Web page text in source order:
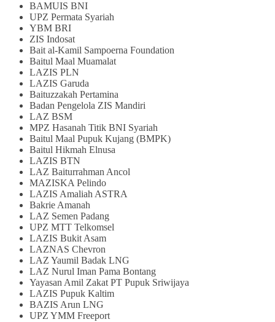
BAMUIS BNI
UPZ Permata Syariah
YBM BRI
ZIS Indosat
Bait al-Kamil Sampoerna Foundation
Baitul Maal Muamalat
LAZIS PLN
LAZIS Garuda
Baituzzakah Pertamina
Badan Pengelola ZIS Mandiri
LAZ BSM
MPZ Hasanah Titik BNI Syariah
Baitul Maal Pupuk Kujang (BMPK)
Baitul Hikmah Elnusa
LAZIS BTN
LAZ Baiturrahman Ancol
MAZISKA Pelindo
LAZIS Amaliah ASTRA
Bakrie Amanah
LAZ Semen Padang
UPZ MTT Telkomsel
LAZIS Bukit Asam
LAZNAS Chevron
LAZ Yaumil Badak LNG
LAZ Nurul Iman Pama Bontang
Yayasan Amil Zakat PT Pupuk Sriwijaya
LAZIS Pupuk Kaltim
BAZIS Arun LNG
UPZ YMM Freeport